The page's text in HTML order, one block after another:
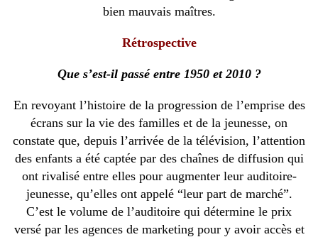
bien mauvais maîtres.
Rétrospective
Que s’est-il passé entre 1950 et 2010 ?
En revoyant l’histoire de la progression de l’emprise des
écrans sur la vie des familles et de la jeunesse, on
constate que, depuis l’arrivée de la télévision, l’attention
des enfants a été captée par des chaînes de diffusion qui
ont rivalisé entre elles pour augmenter leur auditoire-
jeunesse, qu’elles ont appelé “leur part de marché”.
C’est le volume de l’auditoire qui détermine le prix
versé par les agences de marketing pour y avoir accès et